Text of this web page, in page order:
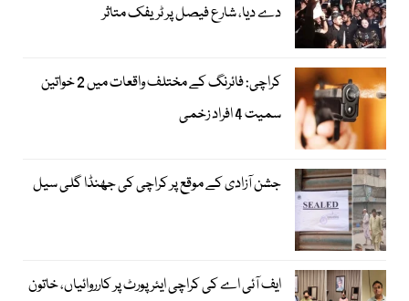
دے دیا، شارع فیصل پر ٹریفک متاثر
کراچی: فائرنگ کے مختلف واقعات میں 2 خواتین
سمیت 4 افراد زخمی
جشن آزادی کے موقع پر کراچی کی جھنڈا گلی سیل
ایف آئی اے کی کراچی ایئرپورٹ پر کارروائیاں، خاتون